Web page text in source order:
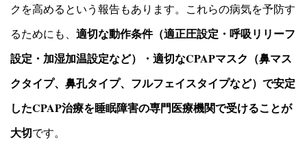
クを高めるという報告もあります。これらの病気を予防す
るためにも、 適切な動作条件（適正圧設定・呼吸リリーフ
設定・加湿加温設定など）・適切なCPAPマスク（鼻マス
クタイプ、鼻孔タイプ、フルフェイスタイプなど）で安定
したCPAP治療を睡眠障害の専門医療機関で受けることが
大切です。